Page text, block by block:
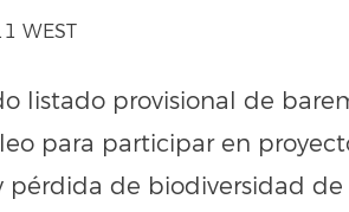
WEST
listado provisional de
para participar en
pérdida de biodiversidad